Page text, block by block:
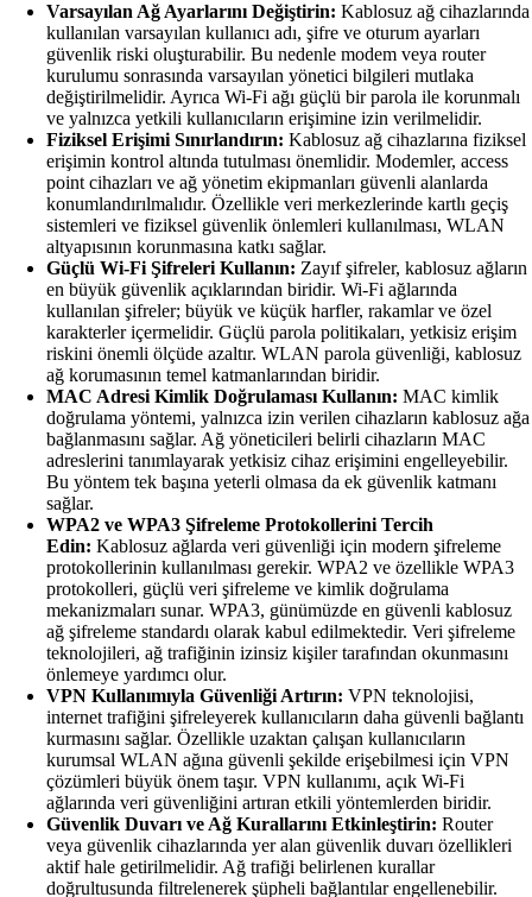
Varsayılan Ağ Ayarlarını Değiştirin: Kablosuz ağ cihazlarında
kullanılan varsayılan kullanıcı adı, şifre ve oturum ayarları
güvenlik riski oluşturabilir. Bu nedenle modem veya router
kurulumu sonrasında varsayılan yönetici bilgileri mutlaka
değiştirilmelidir. Ayrıca Wi-Fi ağı güçlü bir parola ile korunmalı
ve yalnızca yetkili kullanıcıların erişimine izin verilmelidir.
Fiziksel Erişimi Sınırlandırın: Kablosuz ağ cihazlarına fiziksel
erişimin kontrol altında tutulması önemlidir. Modemler, access
point cihazları ve ağ yönetim ekipmanları güvenli alanlarda
konumlandırılmalıdır. Özellikle veri merkezlerinde kartlı geçiş
sistemleri ve fiziksel güvenlik önlemleri kullanılması, WLAN
altyapısının korunmasına katkı sağlar.
Güçlü Wi-Fi Şifreleri Kullanın: Zayıf şifreler, kablosuz ağların
en büyük güvenlik açıklarından biridir. Wi-Fi ağlarında
kullanılan şifreler; büyük ve küçük harfler, rakamlar ve özel
karakterler içermelidir. Güçlü parola politikaları, yetkisiz erişim
riskini önemli ölçüde azaltır. WLAN parola güvenliği, kablosuz
ağ korumasının temel katmanlarından biridir.
MAC Adresi Kimlik Doğrulaması Kullanın: MAC kimlik
doğrulama yöntemi, yalnızca izin verilen cihazların kablosuz ağa
bağlanmasını sağlar. Ağ yöneticileri belirli cihazların MAC
adreslerini tanımlayarak yetkisiz cihaz erişimini engelleyebilir.
Bu yöntem tek başına yeterli olmasa da ek güvenlik katmanı
sağlar.
WPA2 ve WPA3 Şifreleme Protokollerini Tercih
Edin: Kablosuz ağlarda veri güvenliği için modern şifreleme
protokollerinin kullanılması gerekir. WPA2 ve özellikle WPA3
protokolleri, güçlü veri şifreleme ve kimlik doğrulama
mekanizmaları sunar. WPA3, günümüzde en güvenli kablosuz
ağ şifreleme standardı olarak kabul edilmektedir. Veri şifreleme
teknolojileri, ağ trafiğinin izinsiz kişiler tarafından okunmasını
önlemeye yardımcı olur.
VPN Kullanımıyla Güvenliği Artırın: VPN teknolojisi,
internet trafiğini şifreleyerek kullanıcıların daha güvenli bağlantı
kurmasını sağlar. Özellikle uzaktan çalışan kullanıcıların
kurumsal WLAN ağına güvenli şekilde erişebilmesi için VPN
çözümleri büyük önem taşır. VPN kullanımı, açık Wi-Fi
ağlarında veri güvenliğini artıran etkili yöntemlerden biridir.
Güvenlik Duvarı ve Ağ Kurallarını Etkinleştirin: Router
veya güvenlik cihazlarında yer alan güvenlik duvarı özellikleri
aktif hale getirilmelidir. Ağ trafiği belirlenen kurallar
doğrultusunda filtrelenerek şüpheli bağlantılar engellenebilir.